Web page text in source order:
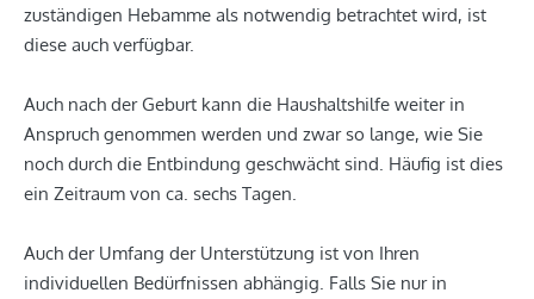
zuständigen Hebamme als notwendig betrachtet wird, ist
diese auch verfügbar.
Auch nach der Geburt kann die Haushaltshilfe weiter in
Anspruch genommen werden und zwar so lange, wie Sie
noch durch die Entbindung geschwächt sind. Häufig ist dies
ein Zeitraum von ca. sechs Tagen.
Auch der Umfang der Unterstützung ist von Ihren
individuellen Bedürfnissen abhängig. Falls Sie nur in